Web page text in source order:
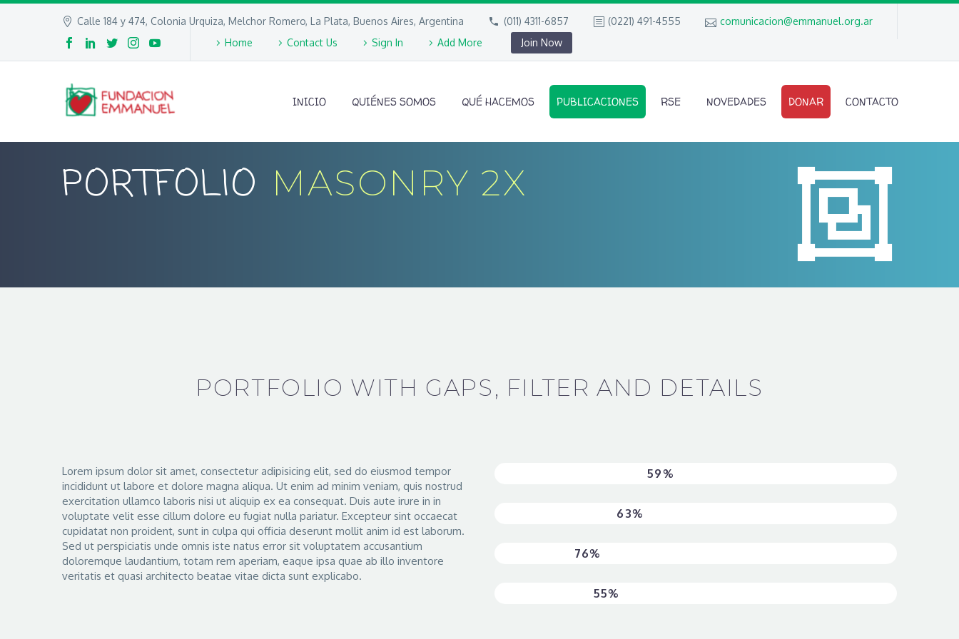
Calle 184 y 474, Colonia Urquiza, Melchor Romero, La Plata, Buenos Aires, Argentina (011) 4311-6857 (0221) 491-4555
comunicacion@emmanuel.org.ar
Home
Contact Us Sign In Add More Join Now
INICIO QUIÉNES SOMOS QUÉ HACEMOS PUBLICACIONES RSE NOVEDADES DONAR CONTACTO


PORTFOLIO MASONRY 2X
PORTFOLIO WITH GAPS, FILTER AND DETAILS
Lorem ipsum dolor sit amet, consectetur adipisicing elit, sed do eiusmod tempor
incididunt ut labore et dolore magna aliqua. Ut enim ad minim veniam, quis nostrud
exercitation ullamco laboris nisi ut aliquip ex ea consequat. Duis aute irure in in
voluptate velit esse cillum dolore eu fugiat nulla pariatur. Excepteur sint occaecat
cupidatat non proident, sunt in culpa qui officia deserunt mollit anim id est laborum.
Sed ut perspiciatis unde omnis iste natus error sit voluptatem accusantium
doloremque laudantium, totam rem aperiam, eaque ipsa quae ab illo inventore
veritatis et quasi architecto beatae vitae dicta sunt explicabo.
59%
63%
76%
55%